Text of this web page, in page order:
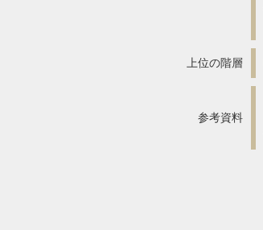
上位の階層
参考資料